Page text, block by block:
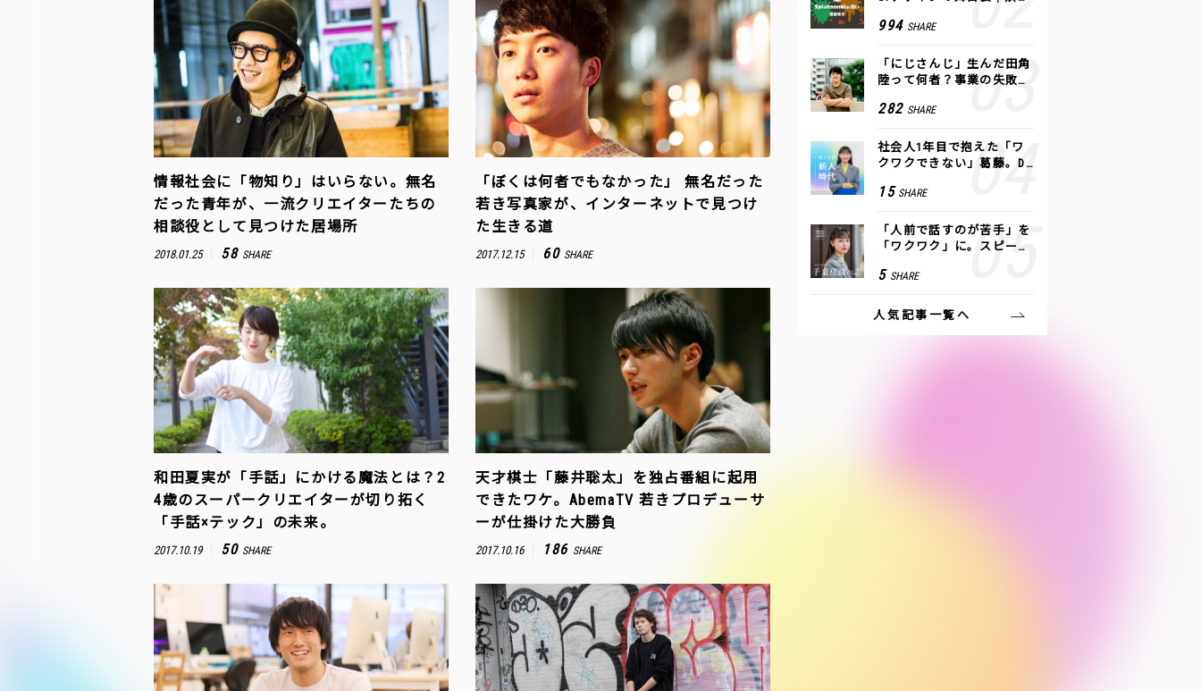
情報社会に「物知り」はいらない。無名
だった青年が、一流クリエイターたちの
相談役として見つけた居場所
2018.01.25 58 SHARE
「ぼくは何者でもなかった」 無名だった
若き写真家が、インターネットで見つけ
た生きる道
2017.12.15 60 SHARE
和田夏実が「手話」にかける魔法とは？2
4歳のスーパークリエイターが切り拓く
「手話×テック」の未来。
2017.10.19 50 SHARE
天才棋士「藤井聡太」を独占番組に起用
できたワケ。AbemaTV 若きプロデューサ
ーが仕掛けた大勝負
2017.10.16 186 SHARE
994 SHARE
「にじさんじ」生んだ田角
陸って何者？事業の失敗
COLOR
282 SHARE
社会人1年目で抱えた「ワ
クワクできない」葛藤。De
つけた、私の生きる道
15 SHARE
「人前で話すのが苦手」を
「ワクワク」に。スピーチ
方トレーニング」に込めた
5 SHARE
人気記事一覧へ